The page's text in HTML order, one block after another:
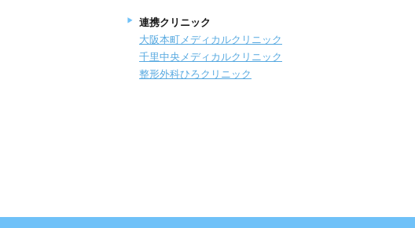
連携クリニック
大阪本町メディカルクリニック
千里中央メディカルクリニック
整形外科ひろクリニック